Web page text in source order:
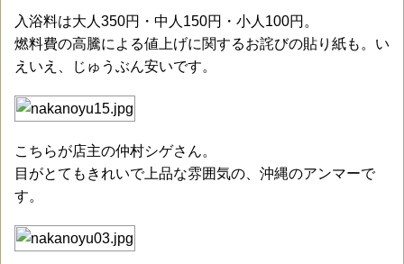
入浴料は大人350円・中人150円・小人100円。
燃料費の高騰による値上げに関するお詫びの貼り紙も。い
えいえ、じゅうぶん安いです。
こちらが店主の仲村シゲさん。
目がとてもきれいで上品な雰囲気の、沖縄のアンマーで
す。